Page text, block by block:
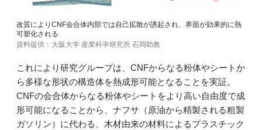
改質によりCNF会合体内部では自己拡散が誘起され、界面が効果的に熱
可塑化される
資料提供：大阪大学 産業科学研究所 石岡助教
これにより研究グループは、CNFからなる粉体やシートか
ら多様な形状の構造体を熱成形可能となることを実証。
CNFの会合体からなる粉体やシートをより高い自由度で成
形可能になることから、ナフサ（原油から精製される粗製
ガソリン）に代わる、木材由来の材料によるプラスチック